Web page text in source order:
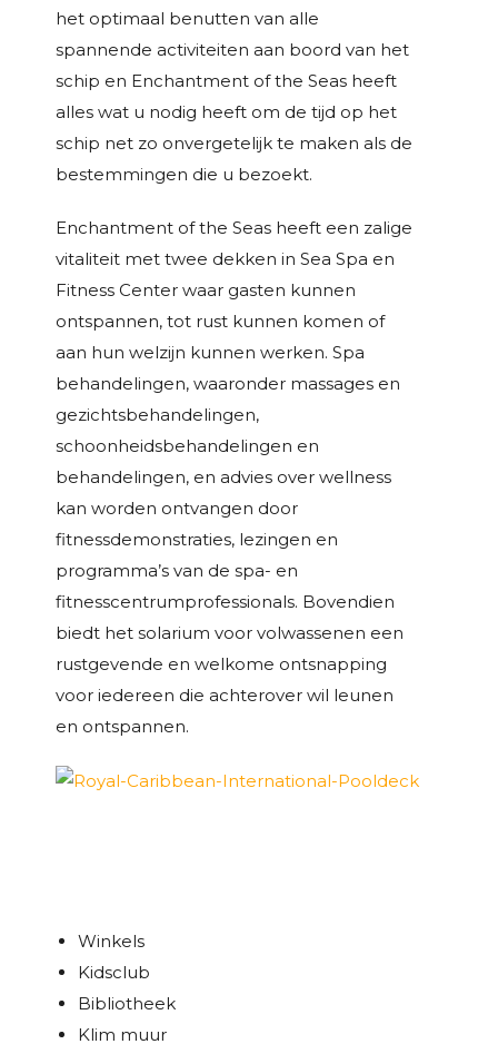
het optimaal benutten van alle
spannende activiteiten aan boord van het
schip en Enchantment of the Seas heeft
alles wat u nodig heeft om de tijd op het
schip net zo onvergetelijk te maken als de
bestemmingen die u bezoekt.
Enchantment of the Seas heeft een zalige
vitaliteit met twee dekken in Sea Spa en
Fitness Center waar gasten kunnen
ontspannen, tot rust kunnen komen of
aan hun welzijn kunnen werken. Spa
behandelingen, waaronder massages en
gezichtsbehandelingen,
schoonheidsbehandelingen en
behandelingen, en advies over wellness
kan worden ontvangen door
fitnessdemonstraties, lezingen en
programma’s van de spa- en
fitnesscentrumprofessionals. Bovendien
biedt het solarium voor volwassenen een
rustgevende en welkome ontsnapping
voor iedereen die achterover wil leunen
en ontspannen.
Winkels
Kidsclub
Bibliotheek
Klim muur